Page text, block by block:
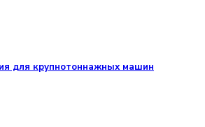
для крупнотоннажных машин